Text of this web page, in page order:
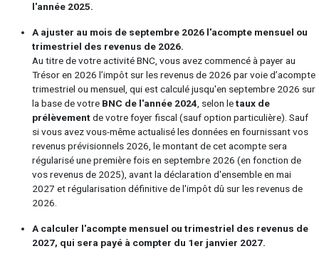
l'année 2025.
A ajuster au mois de septembre 2026 l'acompte mensuel ou
trimestriel des revenus de 2026.
Au titre de votre activité BNC, vous avez commencé à payer au
Trésor en 2026 l’impôt sur les revenus de 2026 par voie d’acompte
trimestriel ou mensuel, qui est calculé jusqu'en septembre 2026 sur
la base de votre BNC de l'année 2024 , selon letaux de
prélèvementde votre foyer fiscal (sauf option particulière). Sauf
si vous avez vous-même actualisé les données en fournissant vos
revenus prévisionnels 2026, le montant de cet acompte sera
régularisé une première fois en septembre 2026 (en fonction de
vos revenus de 2025), avant la déclaration d'ensemble en mai
2027 et régularisation définitive de l'impôt dû sur les revenus de
2026.
A calculer l'acompte mensuel ou trimestriel des revenus de
2027, qui sera payé à compter du 1er janvier 2027.